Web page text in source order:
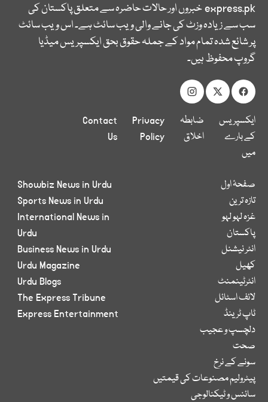
express.pkخبروں اور حالات حاضرہ سے متعلق پاکستان کی
سب سے زیادہ وزٹ کی جانے والی ویب سائٹ ہے۔ اس ویب سائٹ
پر شائع شدہ تمام مواد کے جملہ حقوق بحق ایکسپریس میڈیا
گروپ محفوظ ہیں۔
ایکسپریس
کے بارے
میں
ضابطہ
اخلاق
Privacy
Policy
Contact
Us
صفحۂ اول
تازہ ترین
غزہ لہو لہو
پاکستان
انٹر نیشنل
کھیل
انٹرٹینمنٹ
لائف اسٹائل
ٹاپ ٹرینڈ
دلچسپ و عجیب
صحت
سونے کے نرخ
پیٹرولیم مصنوعات کی قیمتیں
سائنس و ٹیکنالوجی
Showbiz News in Urdu
Sports News in Urdu
International News in
Urdu
Business News in Urdu
Urdu Magazine
Urdu Blogs
The Express Tribune
Express Entertainment